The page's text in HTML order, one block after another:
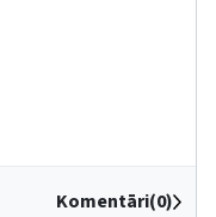
Komentāri(0)